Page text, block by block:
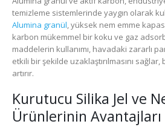
temizleme sistemlerinde yaygın olarak
Alumina granül , yüksek nem emme
karbon mükemmel bir koku ve gaz
maddelerin kullanımı, havadaki zararlı
etkili bir şekilde uzaklaştırılmasını
artırır.
Kurutucu Silika Jel ve
Ürünlerinin Avantajları